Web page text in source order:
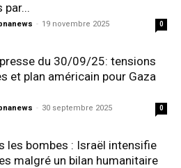
par...
- 19 novembre 2025 0
presse du 30/09/25: tensions
et plan américain pour Gaza
- 30 septembre 2025 0
les bombes : Israël intensifie
malgré un bilan humanitaire